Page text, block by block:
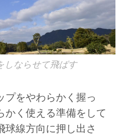
しならせて飛ばす
プをやわらかく握っ
かく使える準備をして
球線方向に押し出さ